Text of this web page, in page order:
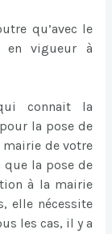
qu’avec le
en vigueur à
connait la
la pose de
mairie de votre
la pose de
à la mairie
elle nécessite
les cas, il y a